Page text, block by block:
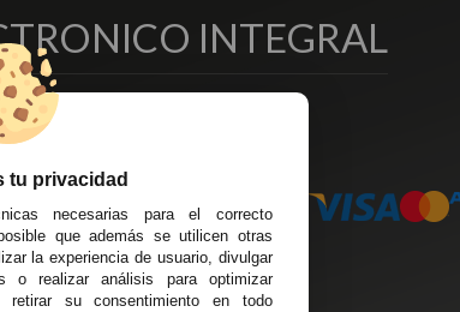
INTEGRAL
DELEGACIONES
Plaza de Toros. Local 3
Ingeniero Iribarren, 14
- Valencia
C/ Esplugues, 135
tu privacidad
necesarias para el correcto
que además se utilicen otras
la experiencia de usuario, divulgar
o realizar análisis para optimizar
su consentimiento en todo